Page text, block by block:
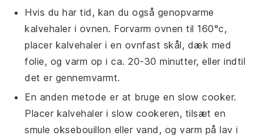
Hvis du har tid, kan du også genopvarme
kalvehaler i ovnen. Forvarm ovnen til 160°c,
placer kalvehaler i en ovnfast skål, dæk med
folie, og varm op i ca. 20-30 minutter, eller indtil
det er gennemvarmt.
En anden metode er at bruge en slow cooker.
Placer kalvehaler i slow cookeren, tilsæt en
smuleoksebouillon eller vand, og varm på lav i